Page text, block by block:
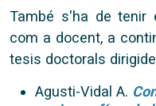
També s'ha de tenir
com a docent, a
tesis doctorals
Agusti-Vidal A.